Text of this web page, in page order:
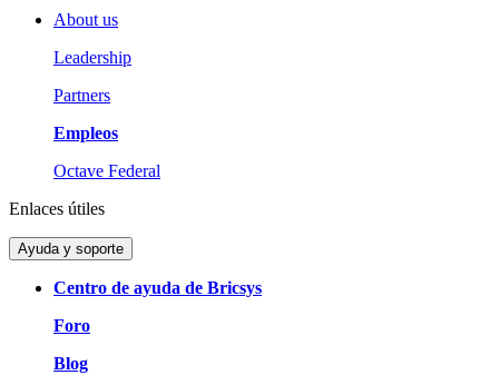
About us
Leadership
Partners
Empleos
Octave Federal
Enlaces útiles
Ayuda y soporte
Centro de ayuda de Bricsys
Foro
Blog